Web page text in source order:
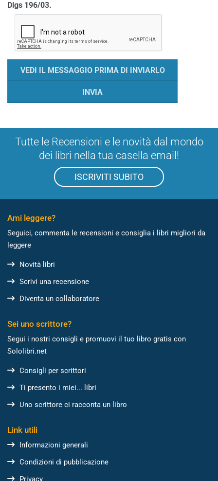
Dlgs 196/03.
Tutte le Recensioni e le novità dal mondo
dei libri nella tua casella email!
ISCRIVITI SUBITO
Ami leggere?
Seguici, commenta le recensioni e consiglia i libri migliori da
leggere
Novità libri
Scrivi una recensione
Diventa un collaboratore
Sei uno scrittore?
Segui i nostri consigli e promuovi il tuo libro gratis con
Sololibri.net
Consigli per scrittori
Ti presento i miei... libri
Uno scrittore ci racconta un libro
Link utili
Informazioni generali
Condizioni di pubblicazione
Privacy